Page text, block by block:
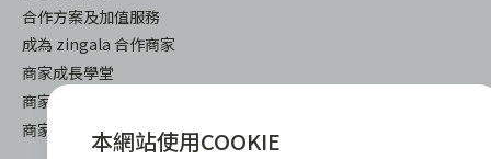
合作方案及加值服務
成為 zingala 合作商家
商家成長學堂
商家常見問與答
商家後台登入本網站使用COOKIE